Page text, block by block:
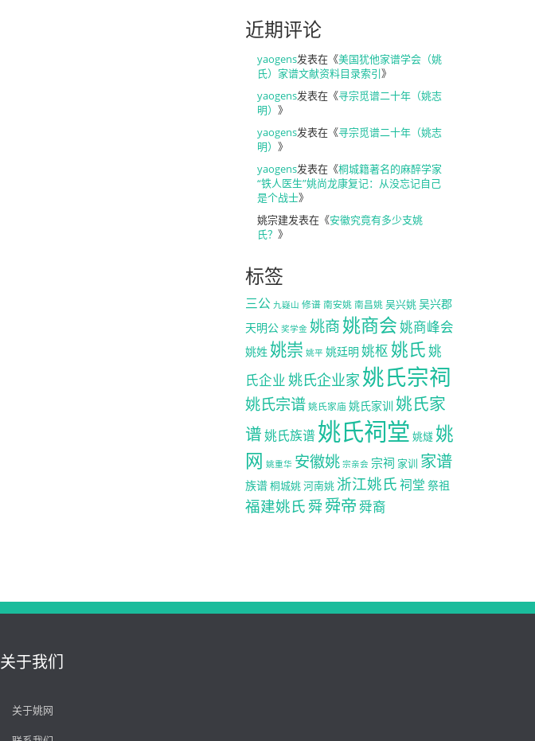
近期评论
yaogens发表在《美国犹他家谱学会（姚
氏）家谱文献资料目录索引》
yaogens发表在《寻宗觅谱二十年（姚志
明） 》
yaogens发表在《寻宗觅谱二十年（姚志
明） 》
yaogens发表在《桐城籍著名的麻醉学家
“铁人医生”姚尚龙康复记：从没忘记自己
是个战士》
姚宗建发表在《安徽究竟有多少支姚
氏？ 》
标签
三公 九嶷山 修谱 南安姚 南昌姚 吴兴姚吴兴郡
天明公 奖学金 姚商姚商会姚商峰会
姚姓姚崇 姚平 姚廷明 姚枢姚氏姚
氏企业姚氏企业家 姚氏宗祠
姚氏宗谱 姚氏家庙 姚氏家训 姚氏家
谱姚氏族谱 姚氏祠堂 姚燧 姚
网 姚重华 安徽姚 宗亲会 宗祠 家训 家谱
族谱桐城姚河南姚 浙江姚氏祠堂 祭祖
福建姚氏 舜 舜帝舜裔
关于我们
关于姚网